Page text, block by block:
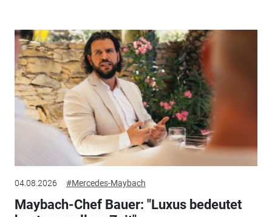
04.08.2026 #Mercedes-Maybach
Maybach-Chef Bauer: "Luxus bedeutet